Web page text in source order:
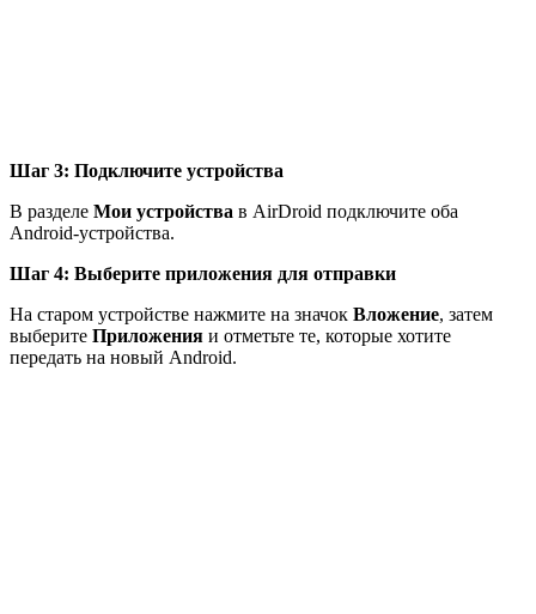
Шаг 3: Подключите устройства
В разделе Мои устройства в AirDroid подключите оба
Android-устройства.
Шаг 4: Выберите приложения для отправки
На старом устройстве нажмите на значок Вложение, затем
выберите Приложения и отметьте те, которые хотите
передать на новый Android.